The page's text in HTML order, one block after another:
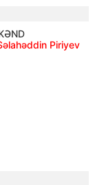
Piriyev